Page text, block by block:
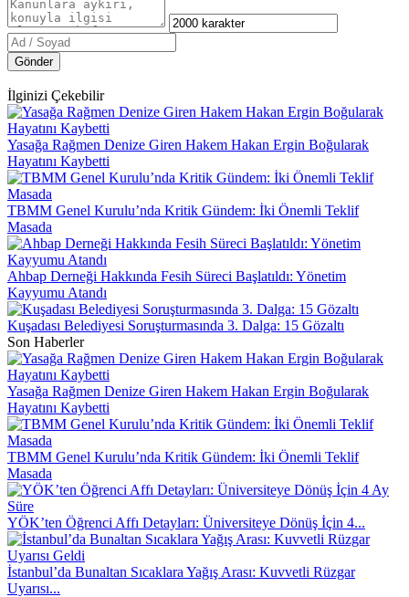
Gönder
İlginizi Çekebilir
Yasağa Rağmen Denize Giren Hakem Hakan Ergin Boğularak
Hayatını Kaybetti
TBMM Genel Kurulu’nda Kritik Gündem: İki Önemli Teklif
Masada
Ahbap Derneği Hakkında Fesih Süreci Başlatıldı: Yönetim
Kayyumu Atandı
Kuşadası Belediyesi Soruşturmasında 3. Dalga: 15 Gözaltı
Son Haberler
Yasağa Rağmen Denize Giren Hakem Hakan Ergin Boğularak
Hayatını Kaybetti
TBMM Genel Kurulu’nda Kritik Gündem: İki Önemli Teklif
Masada
YÖK’ten Öğrenci Affı Detayları: Üniversiteye Dönüş İçin 4...
İstanbul’da Bunaltan Sıcaklara Yağış Arası: Kuvvetli Rüzgar
Uyarısı...